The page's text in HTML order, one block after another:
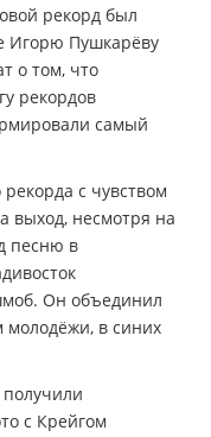
рекорд был
Игорю Пушкарёву
о том, что
рекордов
самый
с чувством
выход, несмотря на
песню в
Он объединил
молодёжи, в синих
получили
с Крейгом